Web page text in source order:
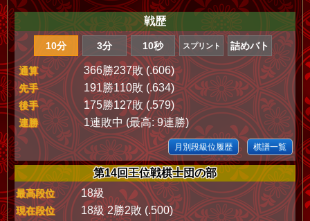
戦歴
10分 3分 10秒 スプリント 詰めバト
通算 366勝237敗 (.606)
先手 191勝110敗 (.634)
後手 175勝127敗 (.579)
連勝 1連敗中 (最高: 9連勝)
月別段級位履歴 棋譜一覧
第14回王位戦棋士団の部
最高段位 18級
現在段位
18級 2勝2敗 (.500)